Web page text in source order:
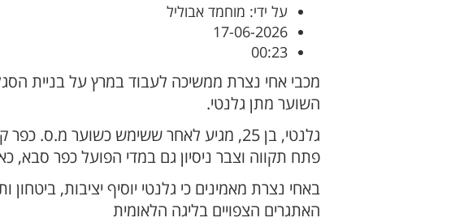
על ידי: מוחמד אבוליל
17-06-2026
00:23
מכבי אחי נצרת ממשיכה לעבוד במרץ על בניית
השוער מתן גלנטי.
גלנטי, בן 25, מגיע לאחר ששימש כשוער
פתח תקווה וצבר ניסיון גם במדי הפועל כפר סבא,
באחי נצרת מאמינים כי גלנטי יוסיף יציבות,
האתגרים הצפויים בליגה הלאומית